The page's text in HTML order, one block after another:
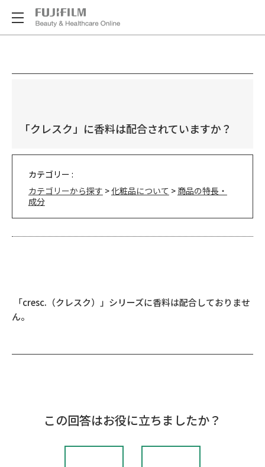
「クレスク」に香料は配合されていますか？
カテゴリー :
カテゴリーから探す >化粧品について > 商品の特長・
成分
「cresc.（クレスク）」シリーズに香料は配合しておりませ
ん。
この回答はお役に立ちましたか？